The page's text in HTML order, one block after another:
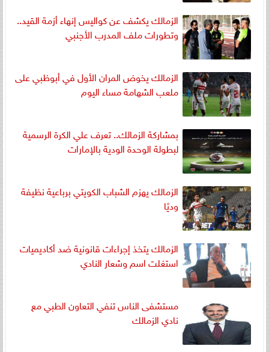
الزمالك يكشف عن كواليس إنهاء أزمة القيد..
وتطورات ملف المدرب الأجنبي
الزمالك يخوض المران الأول في أبوظبي على
ملعب الشهامة مساء اليوم
بمشاركة الزمالك.. تعرف علي الكرة الرسمية
لبطولة الوحدة الودية بالإمارات
الزمالك يهزم الشباب الكويتي برباعية نظيفة
وديًا
الزمالك يتخذ إجراءات قانونية ضد أكاديميات
استغلت اسم وشعار النادي
مستشفى الناس تنفي التعاون الطبي مع
نادي الزمالك